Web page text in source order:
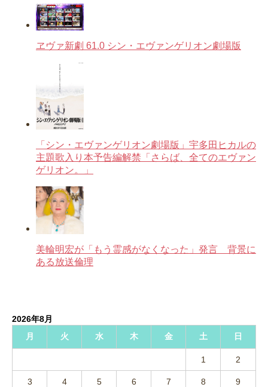
ヱヴァ新劇 61.0 シン・エヴァンゲリオン劇場版
「シン・エヴァンゲリオン劇場版」宇多田ヒカルの
主題歌入り本予告編解禁「さらば、全てのエヴァン
ゲリオン。」
美輪明宏が「もう霊感がなくなった」発言 背景に
ある放送倫理
2026年8月
月
火 水 木 金 土 日
1 2
3 4 5 6 7 8 9